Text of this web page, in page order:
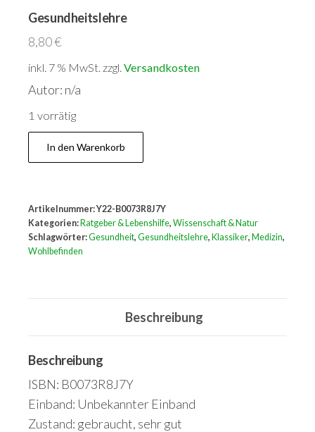
Gesundheitslehre
8,80€
inkl. 7 % MwSt. zzgl. Versandkosten
Autor: n/a
1 vorrätig
Gesundheitslehre
Menge
In den Warenkorb
Artikelnummer:Y22-B0073R8J7Y
Kategorien: Ratgeber & Lebenshilfe, Wissenschaft & Natur
Schlagwörter:Gesundheit, Gesundheitslehre, Klassiker, Medizin,
Wohlbefinden
Beschreibung
Beschreibung
ISBN: B0073R8J7Y
Einband: Unbekannter Einband
Zustand: gebraucht, sehr gut